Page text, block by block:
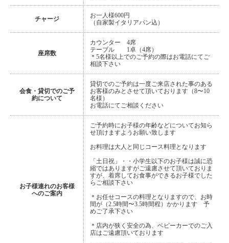
チャージ
お一人様600円
（自家製イタリアパン込）
座席数
カウンター 4席
テーブル 1卓（4席）
＊5名様以上でのご予約の際はお電話にてご
相談下さい
会食・貸切でのご予
約について
貸切でのご予約は一度ご来店された事のある
お客様のみとさせて頂いております（8〜10
名様）
お電話にてご相談ください
お子様連れのお客様
へのご案内
ご予約時にお子様の年齢などについてお知ら
せ頂けますようお願い致します
お料理は大人と同じコース料理となります
「土日祝」・・小学生以下のお子様は誠に恐
縮ではありますがご遠慮させて頂いておりま
すが、着席してお食事ができるお子様でした
らご相談下さい
＊お任せコースの料理となりますので、お時
間が（2.5時間〜3.5時間程）かかります 予
めご了承下さい
＊店内が狭く安全の為、ベビーカーでのご入
店はご遠慮頂いております